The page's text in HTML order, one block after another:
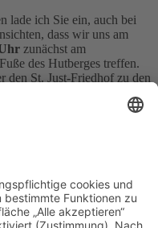
lade ich Sie ein, auch bei
dass wir uns am
zunächst am
des Hutberges treffen.
den St. Just-Friedhof zu den
1. und 2. Weltkrieges
Häftlinge im
Sinne soll an alle